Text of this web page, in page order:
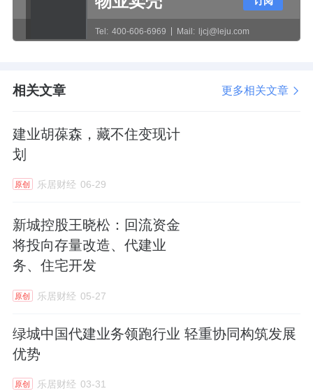
预期减少不超过10%。这算是一个比较积极的
管理层再度发生重大变动。
2026年1月20日，43岁的闫学文已获委任为执
行董事及首席执行官，以取代王俊。此番变
港交所上市规则附录C《企业管治守则》中关
于主席与首席执行官角色应由不同人士担任的
主席兼执行董事，专注于集团战略规划及重大
事宜监督。
Tel: 400-606-6969 Mail: ljcj@leju.com
相关文章 更多相关文章
建业胡葆森，藏不住变现计
划
原创 乐居财经 06-29
新城控股王晓松：回流资金
将投向存量改造、代建业
务、住宅开发
原创 乐居财经 05-27
绿城中国代建业务领跑行业 轻重协同构筑发展
优势
原创 乐居财经 03-31